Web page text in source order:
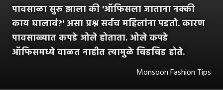
पावसाळा सुरू झाला की 'ऑफिसला जाताना नक्की
काय घालावं?' असा प्रश्न सर्वच महिलांना पडतो. कारण
पावसाळ्यात कपडे ओले होताता. ओले कपडे
ऑफिसमध्ये वाळत नाहीत त्यामुळे चिडचिड होते.
Monsoon Fashion Tips